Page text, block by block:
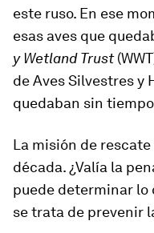
este ruso. En ese
esas aves que
y Wetland Trust
de Aves Silvestres y
quedaban sin
La misión de
década. ¿Valía la
puede determinar lo
se trata de prevenir